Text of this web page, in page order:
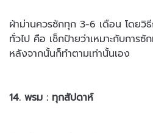
ผ้าม่านควรซักทุก 3-6 เดือน โดยวิ
ทั่วไป คือ เช็กป้ายว่าเหมาะกับการ
หลังจากนั้นก็ทำตามเท่านั้นเอง
14. พรม : ทุกสัปดาห์